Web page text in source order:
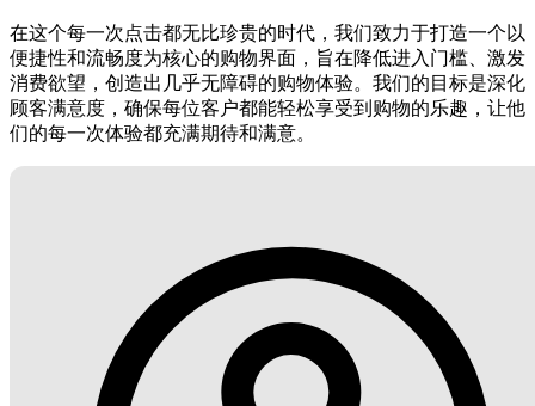
在这个每一次点击都无比珍贵的时代，我们致力于打造一个以
便捷性和流畅度为核心的购物界面，旨在降低进入门槛、激发
消费欲望，创造出几乎无障碍的购物体验。我们的目标是深化
顾客满意度，确保每位客户都能轻松享受到购物的乐趣，让他
们的每一次体验都充满期待和满意。